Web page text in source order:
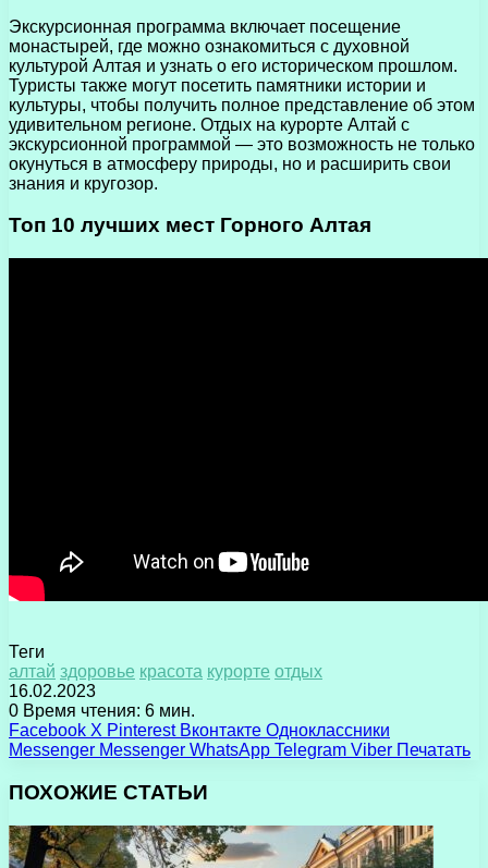
Экскурсионная программа включает посещение
монастырей, где можно ознакомиться с духовной
культурой Алтая и узнать о его историческом прошлом.
Туристы также могут посетить памятники истории и
культуры, чтобы получить полное представление об этом
удивительном регионе. Отдых на курорте Алтай с
экскурсионной программой — это возможность не только
окунуться в атмосферу природы, но и расширить свои
знания и кругозор.
Топ 10 лучших мест Горного Алтая
Теги
алтай здоровье красота курорте отдых
16.02.2023
0 Время чтения: 6 мин.
Facebook X Pinterest Вконтакте Одноклассники
Messenger Messenger WhatsApp Telegram Viber Печатать
ПОХОЖИЕ СТАТЬИ